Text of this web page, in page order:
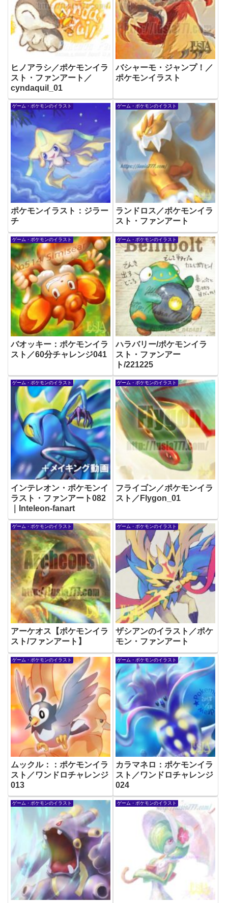
ヒノアラシ／ポケモンイラ
スト・ファンアート／
cyndaquil_01
バシャーモ・ジャンプ！／
ポケモンイラスト
ゲーム・ポケモンのイラスト
ポケモンイラスト：ジラー
チ
ゲーム・ポケモンのイラスト
ランドロス／ポケモンイラ
スト・ファンアート
ゲーム・ポケモンのイラスト
バオッキー：ポケモンイラ
スト／60分チャレンジ041
ゲーム・ポケモンのイラスト
ハラバリー/ポケモンイラ
スト・ファンアー
ト/221225
ゲーム・ポケモンのイラスト
インテレオン・ポケモンイ
ラスト・ファンアート082
｜Inteleon-fanart
ゲーム・ポケモンのイラスト
フライゴン／ポケモンイラ
スト／Flygon_01
ゲーム・ポケモンのイラスト
アーケオス【ポケモンイラ
スト/ファンアート】
ゲーム・ポケモンのイラスト
ザシアンのイラスト／ポケ
モン・ファンアート
ゲーム・ポケモンのイラスト
ムックル：：ポケモンイラ
スト／ワンドロチャレンジ
013
ゲーム・ポケモンのイラスト
カラマネロ：ポケモンイラ
スト／ワンドロチャレンジ
024
ゲーム・ポケモンのイラスト ゲーム・ポケモンのイラスト